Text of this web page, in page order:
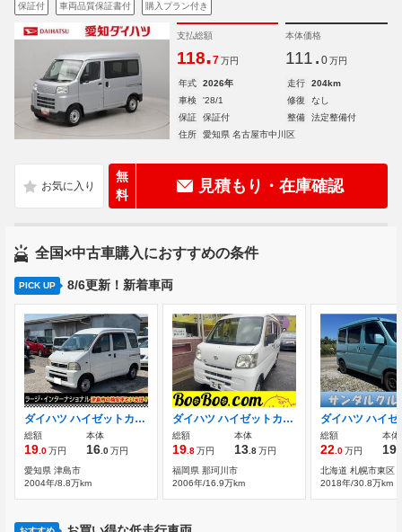
保証付 車両品質保証書付 購入プラン付き
支払総額
118.7 万円
本体価格
111. 0 万円
年式 2026年 走行
204km
車検
'28/1 修復
なし
保証
保証付 整備
法定整備付
住所
愛知県 名古屋市中川区
無
料
見積もり・在庫確認
全国×中古車購入におすすめの条件
PICK UP 8/6更新！新着車両
ダイハツ ハイゼットカーゴ 660 クルーズ ハイルーフ パワーウィンドウ パワステ オートマ車 軽
総額
19 .0万円
本体
16 .0万円
愛知県 津島市
2004年/8.8万km
ダイハツ ハイゼットカーゴ 660 デラックス ハイルーフ 傷あり 車内汚れあり
総額
19 .8万円
本体
13 .8万円
福岡県 那珂川市
2006年/16.9万km
総額
22 .0万円
本体
19
北海道 札幌市東区
2018年/30.8万km